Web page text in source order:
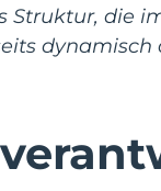
Struktur, die
dynamisch